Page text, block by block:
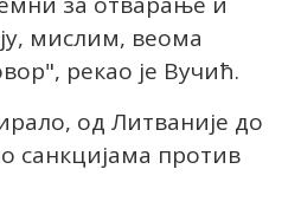
мислим, веома
рекао је Вучић.
од Литваније до
санкцијама против